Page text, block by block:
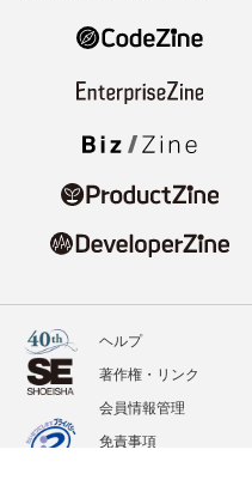
ヘルプ
著作権・リンク
会員情報管理
免責事項